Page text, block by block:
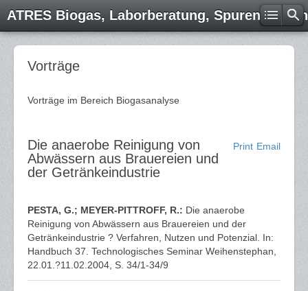
ATRES Biogas, Laborberatung,
Vorträge
Vorträge im Bereich Biogasanalyse
Email
Print
Die anaerobe Reinigung von
Abwässern aus Brauereien und
der Getränkeindustrie
PESTA, G.; MEYER-PITTROFF, R.: Die anaerobe
Reinigung von Abwässern aus Brauereien und der
Getränkeindustrie ? Verfahren, Nutzen und Potenzial. In:
Handbuch 37. Technologisches Seminar Weihenstephan,
22.01.?11.02.2004, S. 34/1-34/9